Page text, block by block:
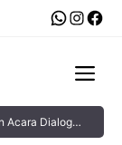
Acara Dialog